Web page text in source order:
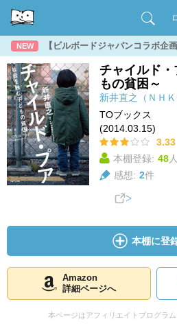
NEW 【ビルボードジャパンコラボ企
チャイルド
もの貧困～
新井直之（ＮＨＫ
TOブックス
(2014.03.15)
3.33
本棚登録: 48人
感想: 2件
本棚に登
Amazon
詳細ページへ
本ページはアフィリエイトプログラ